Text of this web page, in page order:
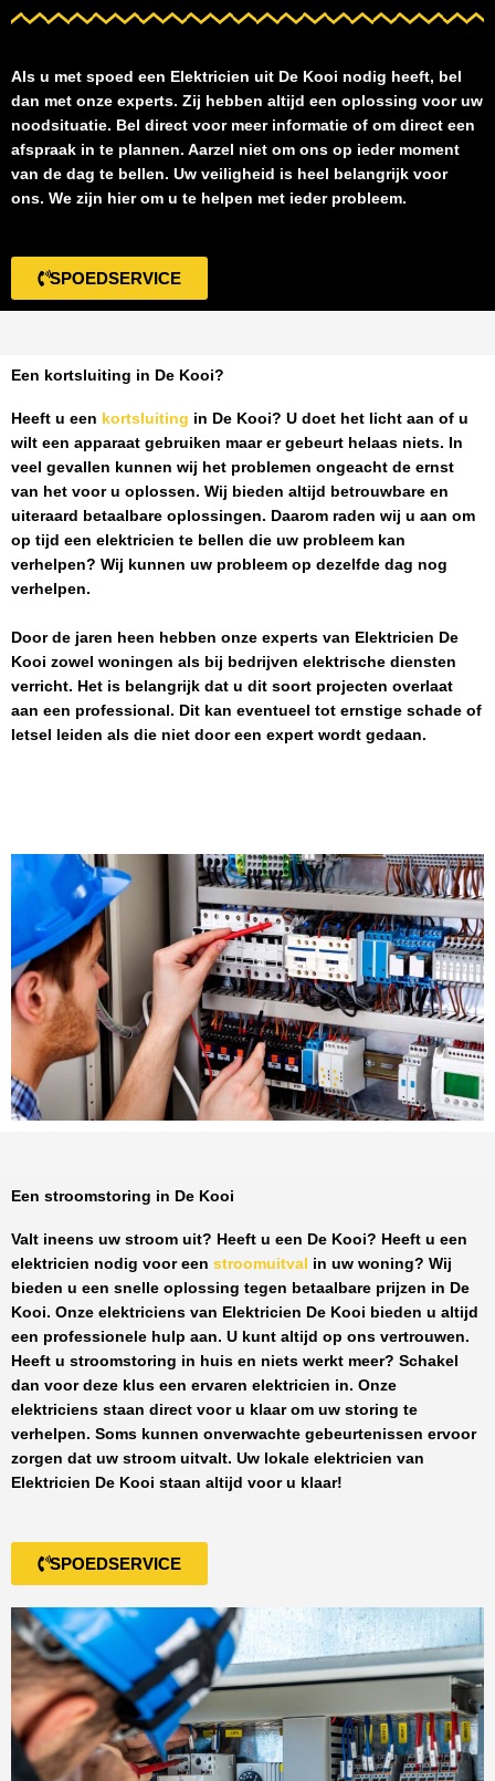
Als u met spoed een Elektricien uit De Kooi nodig heeft, bel
dan met onze experts. Zij hebben altijd een oplossing voor uw
noodsituatie. Bel direct voor meer informatie of om direct een
afspraak in te plannen. Aarzel niet om ons op ieder moment
van de dag te bellen. Uw veiligheid is heel belangrijk voor
ons. We zijn hier om u te helpen met ieder probleem.
SPOEDSERVICE
Een kortsluiting in De Kooi?
Heeft u een kortsluiting in De Kooi? U doet het licht aan of u
wilt een apparaat gebruiken maar er gebeurt helaas niets. In
veel gevallen kunnen wij het problemen ongeacht de ernst
van het voor u oplossen. Wij bieden altijd betrouwbare en
uiteraard betaalbare oplossingen. Daarom raden wij u aan om
op tijd een elektricien te bellen die uw probleem kan
verhelpen? Wij kunnen uw probleem op dezelfde dag nog
verhelpen.
Door de jaren heen hebben onze experts van Elektricien De
Kooi zowel woningen als bij bedrijven elektrische diensten
verricht. Het is belangrijk dat u dit soort projecten overlaat
aan een professional. Dit kan eventueel tot ernstige schade of
letsel leiden als die niet door een expert wordt gedaan.
Een stroomstoring in De Kooi
Valt ineens uw stroom uit? Heeft u een De Kooi? Heeft u een
elektricien nodig voor een stroomuitval in uw woning? Wij
bieden u een snelle oplossing tegen betaalbare prijzen in De
Kooi. Onze elektriciens van Elektricien De Kooi bieden u altijd
een professionele hulp aan. U kunt altijd op ons vertrouwen.
Heeft u stroomstoring in huis en niets werkt meer? Schakel
dan voor deze klus een ervaren elektricien in. Onze
elektriciens staan direct voor u klaar om uw storing te
verhelpen. Soms kunnen onverwachte gebeurtenissen ervoor
zorgen dat uw stroom uitvalt. Uw lokale elektricien van
Elektricien De Kooi staan altijd voor u klaar!
SPOEDSERVICE